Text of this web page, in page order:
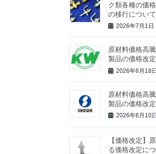
ク類各種の価
の移行について
2026年7月1日
原材料価格高
製品の価格改
2026年6月18日
原材料価格高
製品の価格改
2026年6月10日
【価格改定】
る価格改定に